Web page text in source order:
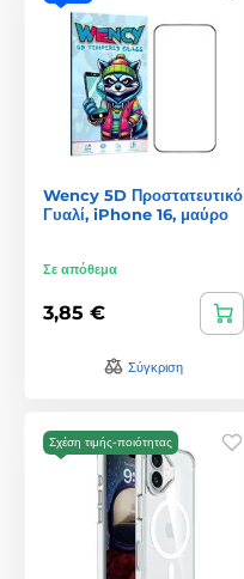
Wency 5D Προστατευτικό
Γυαλί, iPhone 16, μαύρο
Σε απόθεμα
3,85 €
Σύγκριση
Σχέση τιμής-ποιότητας